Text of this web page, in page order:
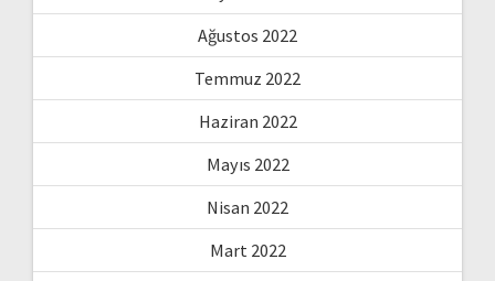
Ağustos 2022
Temmuz 2022
Haziran 2022
Mayıs 2022
Nisan 2022
Mart 2022